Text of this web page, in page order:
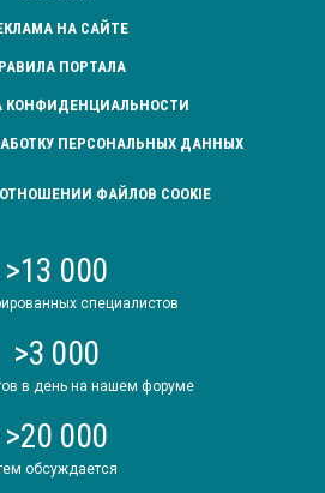
НА САЙТЕ
ПОРТАЛА
КОНФИДЕНЦИАЛЬНОСТИ
ПЕРСОНАЛЬНЫХ ДАННЫХ
ФАЙЛОВ COOKIE
>13 000
специалистов
>3 000
в день на нашем форуме
>20 000
обсуждается